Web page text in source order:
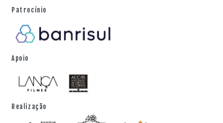
Patrocínio
Apoio
Realização